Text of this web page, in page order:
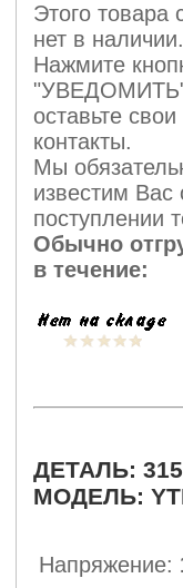
Этого товара
нет в наличии.
Нажмите
оставьте свои
контакты.
Мы
известим Вас
поступлении
Обычно
в течение:
ДЕТАЛЬ:
МОДЕЛЬ:
Напряжение: